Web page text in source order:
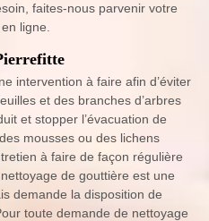
faites-nous parvenir votre
ligne.
intervention à faire afin d’éviter
et des branches d’arbres
et stopper l’évacuation de
mousses ou des lichens
à faire de façon régulière
de gouttière est une
demande la disposition de
toute demande de nettoyage